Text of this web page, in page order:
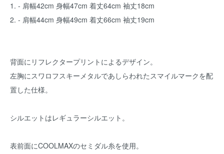
1. - 肩幅42cm 身幅47cm 着丈64cm 袖丈18cm
2. - 肩幅44cm 身幅49cm 着丈66cm 袖丈19cm
背面にリフレクタープリントによるデザイン。
左胸にスワロフスキーメタルであしらわれたスマイルマークを配
置した仕様。
シルエットはレギュラーシルエット。
表前面にCOOLMAXのセミダル糸を使用。